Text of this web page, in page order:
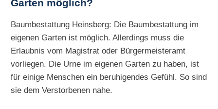
Garten möglich?
Baumbestattung Heinsberg: Die Baumbestattung im
eigenen Garten ist möglich. Allerdings muss die
Erlaubnis vom Magistrat oder Bürgermeisteramt
vorliegen. Die Urne im eigenen Garten zu haben, ist
für einige Menschen ein beruhigendes Gefühl. So sind
sie dem Verstorbenen nahe.